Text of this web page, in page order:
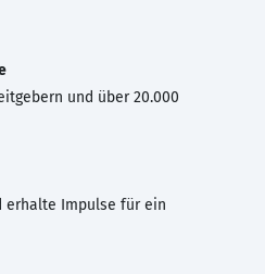
und über 20.000
erhalte Impulse für ein